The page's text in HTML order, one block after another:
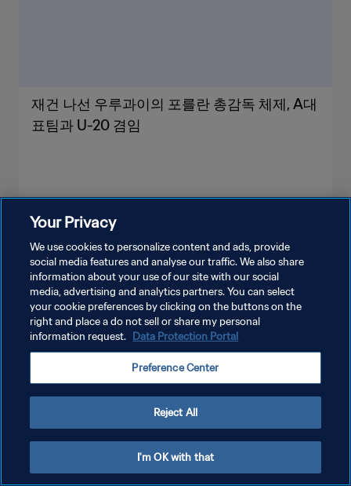
재건 나선 우루과이의 포를란 총감독 체제, A대
표팀과 U-20 겸임
개인정보 보호정책
쿠키 기본 설정 관리
Copyright © 1994 - 2026 FIFA. All rights reserved.
Your Privacy
We use cookies to personalize content and ads, provide
social media features and analyse our traffic. We also share
information about your use of our site with our social
media, advertising and analytics partners. You can select
your cookie preferences by clicking on the buttons on the
right and place a do not sell or share my personal
information request. Data Protection Portal
Preference Center
Reject All
I'm OK with that